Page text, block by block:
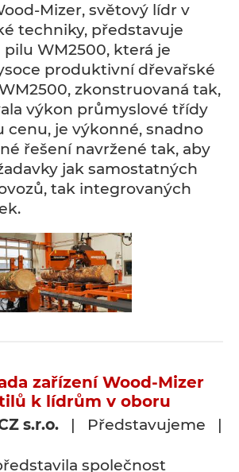
Mizer, světový lídr v
techniky, představuje
WM2500, která je
produktivní dřevařské
zkonstruovaná tak,
výkon průmyslové třídy
cenu, je výkonné, snadno
řešení navržené tak, aby
jak samostatných
tak integrovaných
zařízení Wood-Mizer
k lídrům v oboru
s.r.o. | Představujeme |
společnost